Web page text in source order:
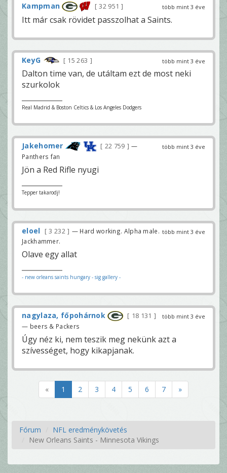
több mint 3 éve
Kampman 32 951
Itt már csak rövidet passzolhat a Saints.
több mint 3 éve
KeyG 15 263
Dalton time van, de utáltam ezt de most neki
szurkolok
Real Madrid & Boston Celtics & Los Angeles Dodgers
több mint 3 éve
Jakehomer 22 759
—
Panthers fan
Jön a Red Rifle nyugi
Tepper takarodj!
több mint 3 éve
eloel 3 232
— Hard working. Alpha male.
Jackhammer.
Olave egy allat
- new orleans saints hungary - sig gallery -
több mint 3 éve
nagylaza, főpohárnok 18 131
— beers & Packers
Úgy néz ki, nem teszik meg nekünk azt a
szívességet, hogy kikapjanak.
« 1 2 3 4 5 6 7 »
Fórum
NFL eredménykövetés
New Orleans Saints - Minnesota Vikings